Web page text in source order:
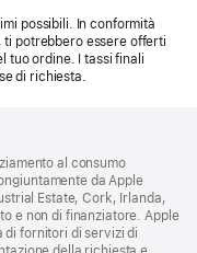
possibili. In conformità
ti potrebbero essere offerti
tuo ordine. I tassi finali
di richiesta.
al consumo
da Apple
Estate, Cork, Irlanda,
e non di finanziatore. Apple
di fornitori di servizi di